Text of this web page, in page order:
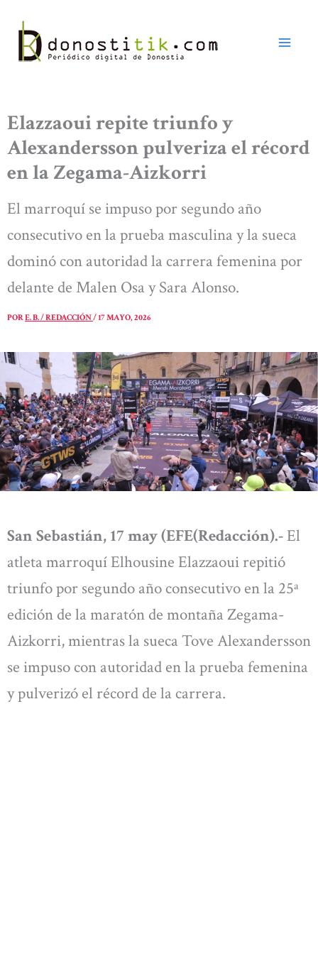
contenido
Elazzaoui repite triunfo y
Alexandersson pulveriza el récord
en la Zegama-Aizkorri
El marroquí se impuso por segundo año
consecutivo en la prueba masculina y la sueca
dominó con autoridad la carrera femenina por
delante de Malen Osa y Sara Alonso.
PORE. B. / REDACCIÓN/17 MAYO, 2026
San Sebastián, 17 may (EFE(Redacción).-El
atleta marroquí Elhousine Elazzaoui repitió
triunfo por segundo año consecutivo en la 25ª
edición de la maratón de montaña Zegama-
Aizkorri, mientras la sueca Tove Alexandersson
se impuso con autoridad en la prueba femenina
y pulverizó el récord de la carrera.